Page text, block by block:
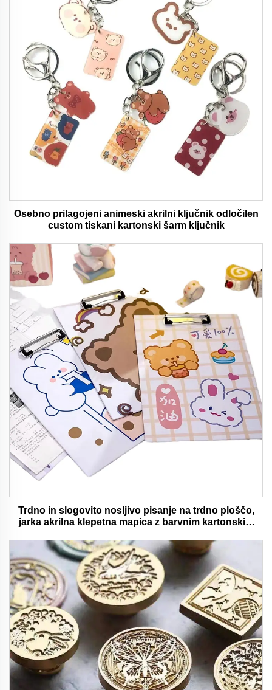
Osebno prilagojeni animeski akrilni ključnik odločilen
custom tiskani kartonski šarm ključnik
Trdno in slogovito nosljivo pisanje na trdno ploščo,
jarka akrilna klepetna mapica z barvnim kartonskim